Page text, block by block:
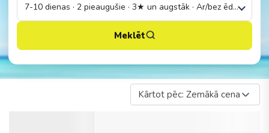
7-10 dienas · 2 pieaugušie · 3★ un augstāk · Ar/bez ēdināšanas
Meklēt
Kārtot pēc: Zemākā cena